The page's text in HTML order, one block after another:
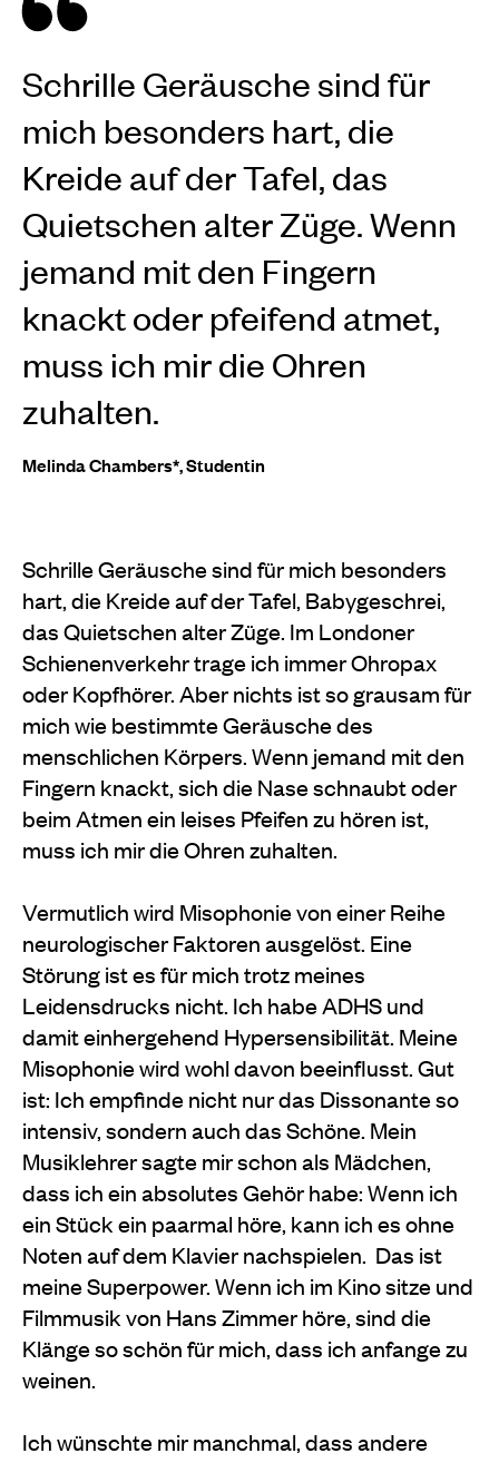
Schrille Geräusche sind für
mich besonders hart, die
Kreide auf der Tafel, das
Quietschen alter Züge. Wenn
jemand mit den Fingern
knackt oder pfeifend atmet,
muss ich mir die Ohren
zuhalten.
Melinda Chambers*, Studentin
Schrille Geräusche sind für mich besonders
hart, die Kreide auf der Tafel, Babygeschrei,
das Quietschen alter Züge. Im Londoner
Schienenverkehr trage ich immer Ohropax
oder Kopfhörer. Aber nichts ist so grausam für
mich wie bestimmte Geräusche des
menschlichen Körpers. Wenn jemand mit den
Fingern knackt, sich die Nase schnaubt oder
beim Atmen ein leises Pfeifen zu hören ist,
muss ich mir die Ohren zuhalten.
Vermutlich wird Misophonie von einer Reihe
neurologischer Faktoren ausgelöst. Eine
Störung ist es für mich trotz meines
Leidensdrucks nicht. Ich habe ADHS und
damit einhergehend Hypersensibilität. Meine
Misophonie wird wohl davon beeinflusst. Gut
ist: Ich empfinde nicht nur das Dissonante so
intensiv, sondern auch das Schöne. Mein
Musiklehrer sagte mir schon als Mädchen,
dass ich ein absolutes Gehör habe: Wenn ich
ein Stück ein paarmal höre, kann ich es ohne
Noten auf dem Klavier nachspielen. Das ist
meine Superpower. Wenn ich im Kino sitze und
Filmmusik von Hans Zimmer höre, sind die
Klänge so schön für mich, dass ich anfange zu
weinen.
Ich wünschte mir manchmal, dass andere